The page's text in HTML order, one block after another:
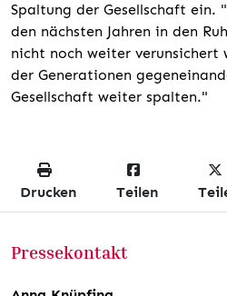
Spaltung der Gesellschaft ein.
den nächsten Jahren in den
nicht noch weiter verunsichert
der Generationen
Gesellschaft weiter spalten."
Drucken Teilen
Pressekontakt